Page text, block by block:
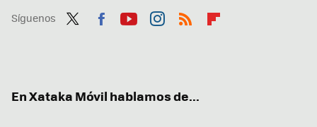
Síguenos
En Xataka Móvil hablamos de...